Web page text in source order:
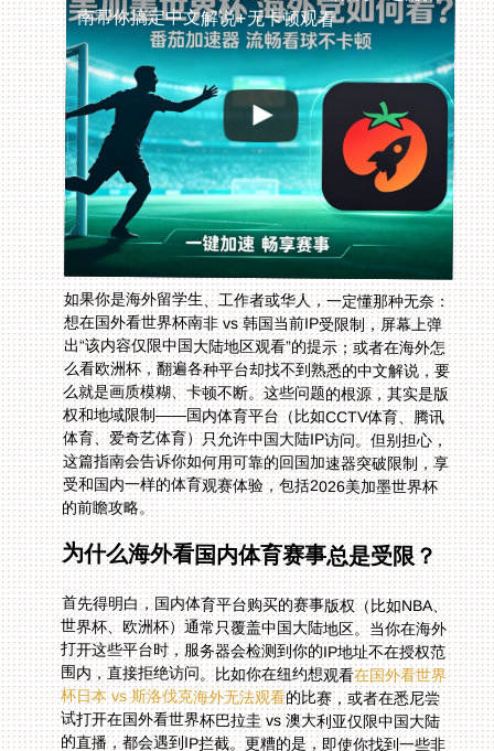
南帮你搞定中文解说+无卡顿观看
如果你是海外留学生、工作者或华人，一定懂那种无奈：
想在国外看世界杯南非 vs 韩国当前IP受限制，屏幕上弹
出“该内容仅限中国大陆地区观看”的提示；或者在海外怎
么看欧洲杯，翻遍各种平台却找不到熟悉的中文解说，要
么就是画质模糊、卡顿不断。这些问题的根源，其实是版
权和地域限制——国内体育平台（比如CCTV体育、腾讯
体育、爱奇艺体育）只允许中国大陆IP访问。但别担心，
这篇指南会告诉你如何用可靠的回国加速器突破限制，享
受和国内一样的体育观赛体验，包括2026美加墨世界杯
的前瞻攻略。
为什么海外看国内体育赛事总是受限？
首先得明白，国内体育平台购买的赛事版权（比如NBA、
世界杯、欧洲杯）通常只覆盖中国大陆地区。当你在海外
打开这些平台时，服务器会检测到你的IP地址不在授权范
围内，直接拒绝访问。比如你在纽约想观看在国外看世界
杯日本 vs 斯洛伐克海外无法观看的比赛，或者在悉尼尝
试打开在国外看世界杯巴拉圭 vs 澳大利亚仅限中国大陆
的直播，都会遇到IP拦截。更糟的是，即使你找到一些非
官方流，要么没有中文解说，要么画面延迟严重，完全破